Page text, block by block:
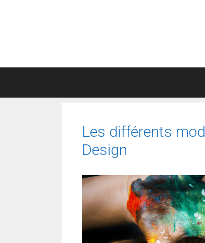
Les différents
Design